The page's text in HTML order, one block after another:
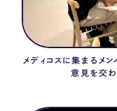
メディコスに集まるメ
意見を交わ